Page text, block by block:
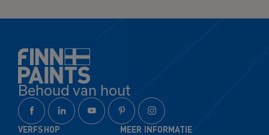
Behoud van hout
VERFSHOP MEER INFORMATIE